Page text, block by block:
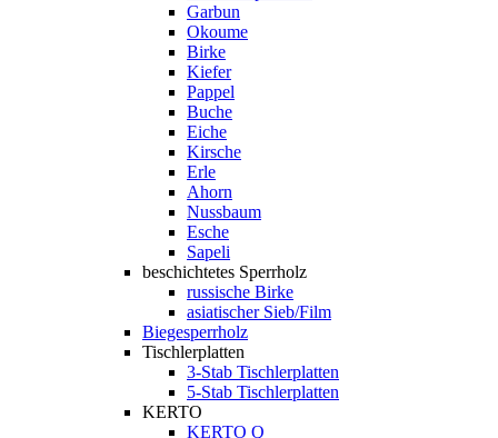
Garbun
Okoume
Birke
Kiefer
Pappel
Buche
Eiche
Kirsche
Erle
Ahorn
Nussbaum
Esche
Sapeli
beschichtetes Sperrholz
russische Birke
asiatischer Sieb/Film
Biegesperrholz
Tischlerplatten
3-Stab Tischlerplatten
5-Stab Tischlerplatten
KERTO
KERTO Q